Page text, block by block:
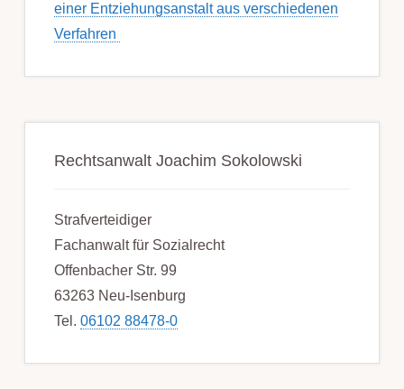
einer Ent­ziehungs­anstalt aus ver­schied­enen
Ver­fahren
Rechtsanwalt Joachim Sokolowski
Strafverteidiger
Fachanwalt für Sozialrecht
Offenbacher Str. 99
63263 Neu-Isenburg
Tel. 06102 88478-0